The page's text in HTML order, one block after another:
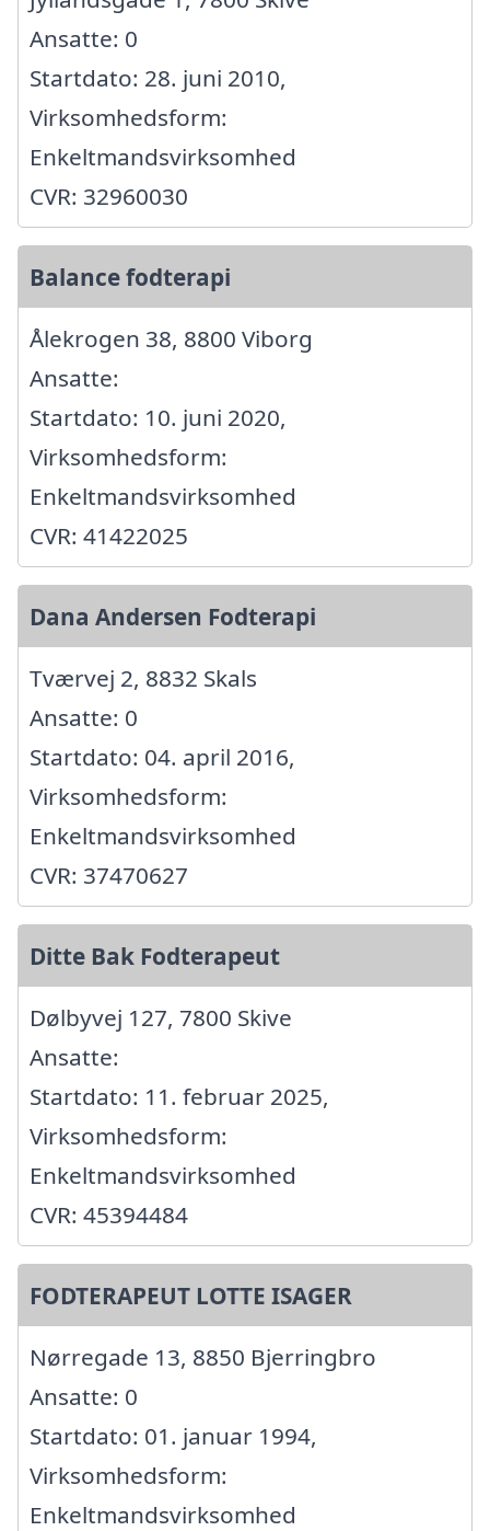
Ansatte: 0
Startdato: 28. juni 2010,
Virksomhedsform:
Enkeltmandsvirksomhed
CVR: 32960030
Balance fodterapi
Ålekrogen 38, 8800 Viborg
Ansatte:
Startdato: 10. juni 2020,
Virksomhedsform:
Enkeltmandsvirksomhed
CVR: 41422025
Dana Andersen Fodterapi
Tværvej 2, 8832 Skals
Ansatte: 0
Startdato: 04. april 2016,
Virksomhedsform:
Enkeltmandsvirksomhed
CVR: 37470627
Ditte Bak Fodterapeut
Dølbyvej 127, 7800 Skive
Ansatte:
Startdato: 11. februar 2025,
Virksomhedsform:
Enkeltmandsvirksomhed
CVR: 45394484
FODTERAPEUT LOTTE ISAGER
Nørregade 13, 8850 Bjerringbro
Ansatte: 0
Startdato: 01. januar 1994,
Virksomhedsform:
Enkeltmandsvirksomhed